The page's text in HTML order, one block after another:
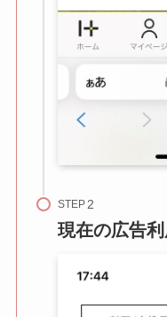
STEP
現在の広告利